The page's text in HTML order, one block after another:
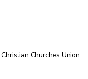
Churches Union.